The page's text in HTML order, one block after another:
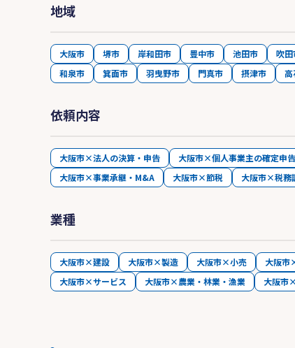
地域
大阪市 堺市 岸和田市 豊中市 池田市 吹田
和泉市
箕面市 羽曳野市 門真市 摂津市 高
依頼内容
大阪市×法人の決算・申告 大阪市×個人事業主の確定申告
大阪市×事業承継・M&A
大阪市×節税 大阪市×税務
業種
大阪市×建設 大阪市×製造 大阪市×小売 大阪市
大阪市×サービス
大阪市×農業・林業・漁業 大阪市